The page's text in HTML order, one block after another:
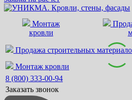
Монтаж
кровли
Продажа строительных
Монтаж кровли
8 (800) 333-00-94
Заказать звонок